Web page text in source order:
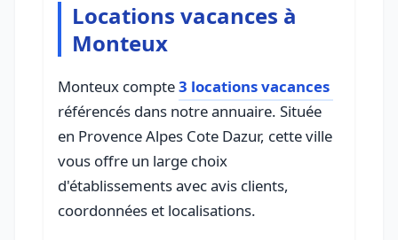
Locations vacances à
Monteux
Monteux compte3 locations vacances
référencés dans notre annuaire. Située
en Provence Alpes Cote Dazur, cette ville
vous offre un large choix
d'établissements avec avis clients,
coordonnées et localisations.